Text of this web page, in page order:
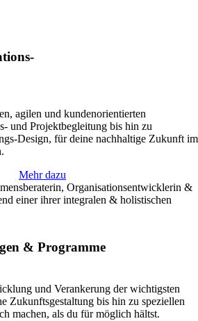
agilen und kundenorientierten
und Projektbegleitung bis hin zu
Design, für deine nachhaltige Zukunft im
Mehr dazu
& Programme
und Verankerung der wichtigsten
Zukunftsgestaltung bis hin zu speziellen
machen, als du für möglich hältst.